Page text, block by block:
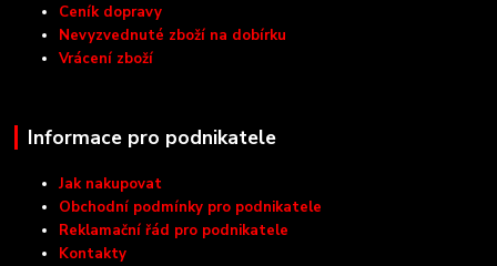
Ceník dopravy
Nevyzvednuté zboží na dobírku
Vrácení zboží
Informace pro podnikatele
Jak nakupovat
Obchodní podmínky pro podnikatele
Reklamační řád pro podnikatele
Kontakty